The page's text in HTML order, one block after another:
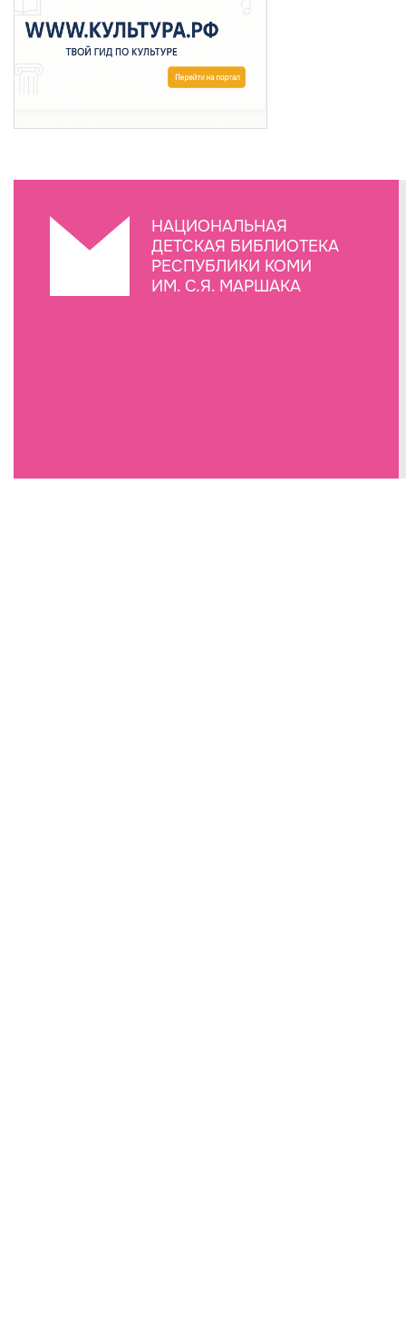
НАЦИОНАЛЬНАЯ
ДЕТСКАЯ БИБЛИОТЕКА
РЕСПУБЛИКИ КОМИ
ИМ. С.Я. МАРШАКА